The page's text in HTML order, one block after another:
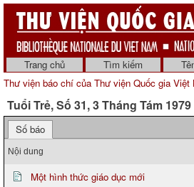
Trang chủ Tìm kiếm
Thư viện báo chí của Thư viện Quốc gia Việt
Tuổi Trẻ, Số 31, 3 Tháng Tám 1979
Số báo
Nội dung
Một hình thức giáo dục mới